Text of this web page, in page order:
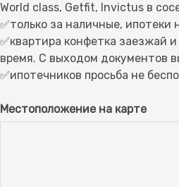
World class, Getfit, Invictus в
✅только за наличные,
✅квартира конфетка заезжай
время. С выходом документов
Местоположение на карте